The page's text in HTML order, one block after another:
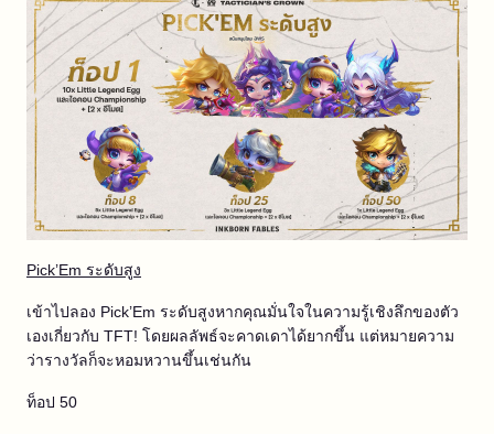
Pick’Em ระดับสูง
เข้าไปลอง Pick’Em ระดับสูงหากคุณมั่นใจในความรู้เชิงลึกของตัว
เองเกี่ยวกับ TFT! โดยผลลัพธ์จะคาดเดาได้ยากขึ้น แต่หมายความ
ว่ารางวัลก็จะหอมหวานขึ้นเช่นกัน
ท็อป 50